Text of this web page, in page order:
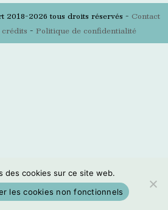
2018-2026 tous droits réservés - Contact
- Politique de confidentialité
des cookies sur ce site web.
les cookies non fonctionnels